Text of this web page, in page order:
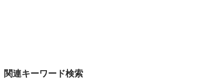
関連キーワード検索